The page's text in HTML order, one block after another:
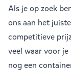
Als je op zoek
ons aan het
competitieve
veel waar voor
nog een